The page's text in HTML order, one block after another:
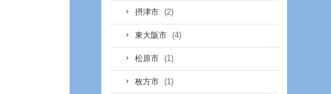
摂津市 (2)
東大阪市 (4)
松原市 (1)
枚方市 (1)